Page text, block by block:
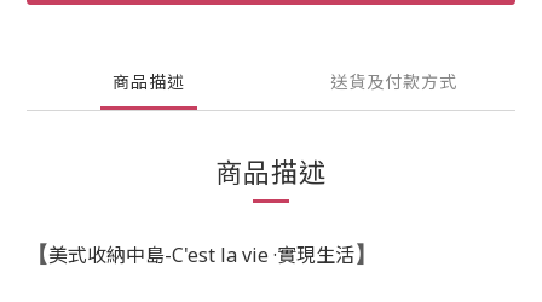
商品描述 送貨及付款方式
商品描述
【美式收納中島-C'est la vie ·實現生活】